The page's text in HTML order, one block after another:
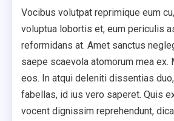
Vocibus volutpat reprimique eum
voluptua lobortis et, eum periculis
reformidans at. Amet sanctus
saepe scaevola atomorum mea ex.
eos. In atqui deleniti dissentias
fabellas, id ius vero saperet. Quis
vocent dignissim reprehendunt,